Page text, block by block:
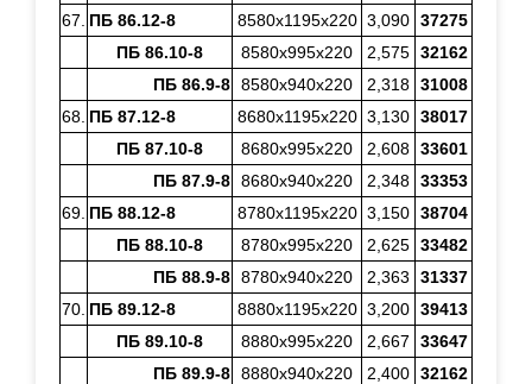
67. ПБ 86.12-8 8580х1195х220 3,090 37275
ПБ 86.10-8
8580х995х220 2,575 32162
ПБ 86.9-8 8580х940х220 2,318 31008
68. ПБ 87.12-8 8680х1195х220 3,130 38017
ПБ 87.10-8
8680х995х220 2,608 33601
ПБ 87.9-8 8680х940х220 2,348 33353
69. ПБ 88.12-8 8780х1195х220 3,150 38704
ПБ 88.10-8
8780х995х220 2,625 33482
ПБ 88.9-8 8780х940х220 2,363
31337
70. ПБ 89.12-8 8880х1195х220 3,200 39413
ПБ 89.10-8
8880х995х220 2,667
33647
ПБ 89.9-8 8880х940х220 2,400 32162